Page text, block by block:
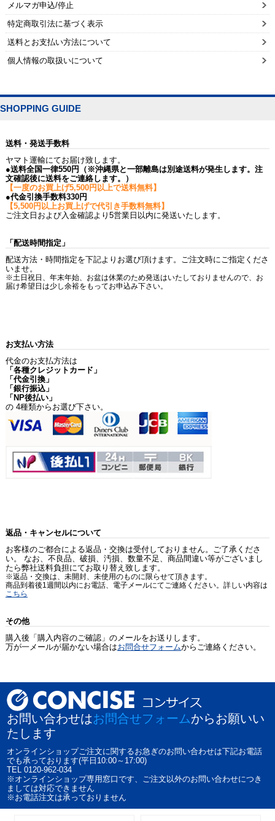
メルマガ申込/停止
特定商取引法に基づく表示
送料とお支払い方法について
個人情報の取扱いについて
SHOPPING GUIDE
送料・発送手数料
ヤマト運輸にてお届け致します。
●送料全国一律550円（※沖縄県と一部離島は別途送料が発生します。注
文確認後に送料をご連絡します。）
【一度のお買上げ5,500円以上で送料無料】
●代金引換手数料330円
【5,500円以上お買上げで代引き手数料無料】
ご注文日および入金確認より5営業日以内に発送いたします。
「配送時間指定」
配送方法・時間指定を下記よりお選び頂けます。ご注文時にご指定くださ
いませ。
※土日祝日、年末年始、お盆は休業のため発送はいたしておりませんので、お
届け希望日は少し余裕をもってお申込み下さい。
お支払い方法
代金のお支払方法は
「各種クレジットカード」
「代金引換」
「銀行振込」
「NP後払い」
の 4種類からお選び下さい。
返品・キャンセルについて
お客様のご都合による返品・交換は受付しておりません。ご了承くださ
い。 なお、不良品、破損、汚損、数量不足、商品間違い等がございまし
たら弊社送料負担にてお取り替え致します。
※返品・交換は、未開封、未使用のものに限らせて頂きます。
商品到着後1週間以内にお電話、電子メールにてご連絡ください。詳しい内容は
こちら
その他
購入後「購入内容のご確認」のメールをお送りします。
万が一メールが届かない場合はお問合せフォームからご連絡ください。
お問い合わせはお問合せフォームからお願いい
たします
オンラインショップご注文に関するお急ぎのお問い合わせは下記お電話
でも承っております(平日10:00～17:00)
TEL 0120-962-034
※オンラインショップ専用窓口です、ご注文以外のお問い合わせにつき
ましては対応できません
※お電話注文は承っておりません